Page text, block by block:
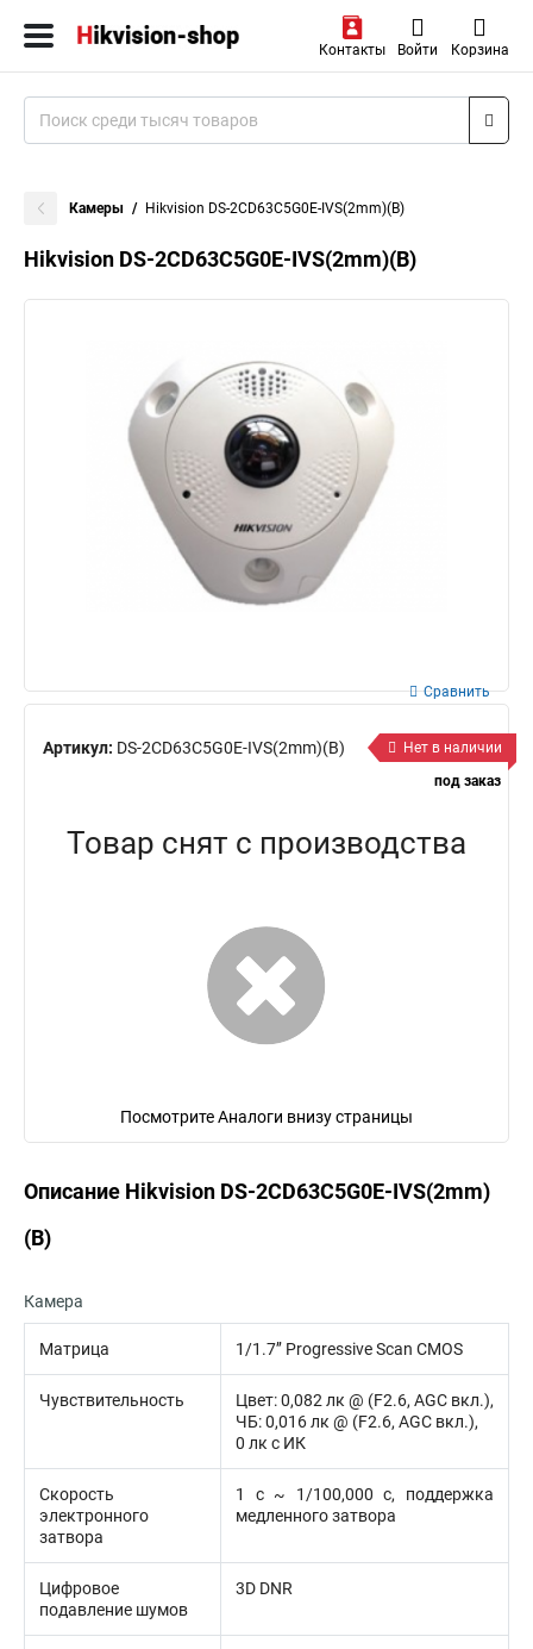
Контакты Войти Корзина
Камеры Hikvision DS-2CD63C5G0E-IVS(2mm)(B)
Hikvision DS-2CD63C5G0E-IVS(2mm)(B)
Артикул: DS-2CD63C5G0E-IVS(2mm)(B)
Сравнить
Нет в наличии
под заказ
Товар снят с производства
Посмотрите Аналоги внизу страницы
Описание Hikvision DS-2CD63C5G0E-IVS(2mm)
(B)
Камера
Матрица 1/1.7’’ Progressive Scan CMOS
Чувствительность
Цвет: 0,082 лк @ (F2.6, AGC вкл.),
ЧБ: 0,016 лк @ (F2.6, AGC вкл.),
0 лк с ИК
Скорость
электронного
затвора
1 с ~ 1/100,000 с, поддержка
медленного затвора
Цифровое
подавление шумов
3D DNR